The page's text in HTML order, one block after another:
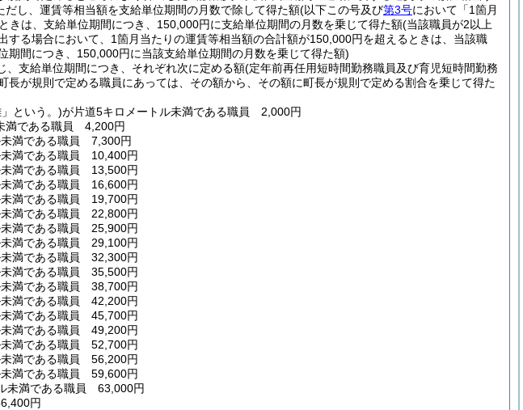
だし、運賃等相当額を支給単位期間の月数で除して得た額(以下この号及び第3号において「1箇月
きは、支給単位期間につき、150,000円に支給単位期間の月数を乗じて得た額(当該職員が2以上
する場合において、1箇月当たりの運賃等相当額の合計額が150,000円を超えるときは、当該職
期間につき、150,000円に当該支給単位期間の月数を乗じて得た額)
支給単位期間につき、それぞれ次に定める額(定年前再任用短時間勤務職員及び育児短時間勤務
が規則で定める職員にあっては、その額から、その額に町長が規則で定める割合を乗じて得た
という。)が片道5キロメートル未満である職員 2,000円
満である職員 4,200円
未満である職員 7,300円
未満である職員 10,400円
未満である職員 13,500円
未満である職員 16,600円
未満である職員 19,700円
未満である職員 22,800円
未満である職員 25,900円
未満である職員 29,100円
未満である職員 32,300円
未満である職員 35,500円
未満である職員 38,700円
未満である職員 42,200円
未満である職員 45,700円
未満である職員 49,200円
未満である職員 52,700円
未満である職員 56,200円
未満である職員 59,600円
未満である職員 63,000円
円